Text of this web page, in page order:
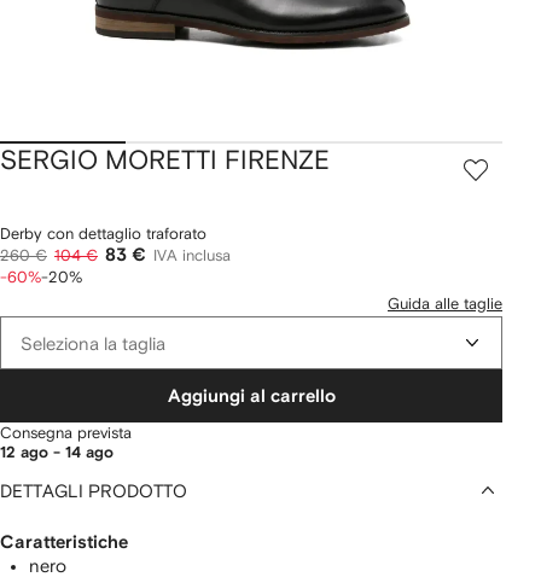
SERGIO MORETTI FIRENZE
Derby con dettaglio traforato
260 € 104 € 83 €
IVA inclusa
-60%-20%
Guida alle taglie
Seleziona la taglia
Aggiungi al carrello
Consegna prevista
12 ago - 14 ago
DETTAGLI PRODOTTO
Caratteristiche
nero